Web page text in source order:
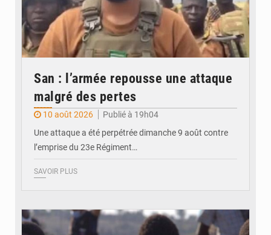
San : l’armée repousse une attaque
malgré des pertes
10 août 2026
Publié à 19h04
Une attaque a été perpétrée dimanche 9 août contre
l’emprise du 23e Régiment…
SAVOIR PLUS
© OIM